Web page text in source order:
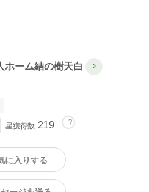
ホーム結の樹天白
星獲得数 219
に入りする